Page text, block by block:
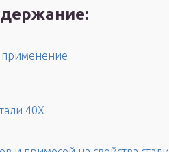
применение
40Х